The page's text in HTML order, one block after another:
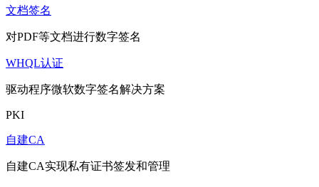
文档签名
对PDF等文档进行数字签名
WHQL认证
驱动程序微软数字签名解决方案
PKI
自建CA
自建CA实现私有证书签发和管理